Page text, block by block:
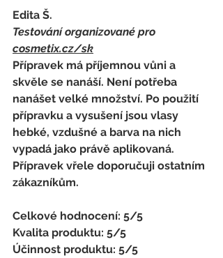
Edita Š.
Testování organizované pro
cosmetix.cz/sk
Přípravek má příjemnou vůni a
skvěle se nanáší. Není potřeba
nanášet velké množství. Po použití
přípravku a vysušení jsou vlasy
hebké, vzdušné a barva na nich
vypadá jako právě aplikovaná.
Přípravek vřele doporučuji ostatním
zákazníkům.
Celkové hodnocení: 5/5
Kvalita produktu: 5/5
Účinnost produktu: 5/5